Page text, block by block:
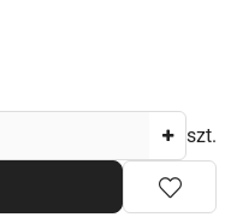
szt.